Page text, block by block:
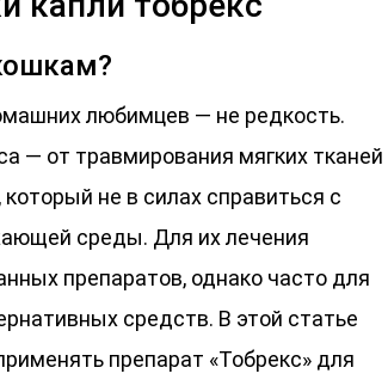
любимцев — не редкость.
— от травмирования мягких тканей
не в силах справиться с
среды. Для их лечения
препаратов, однако часто для
средств. В этой статье
препарат «Тобрекс» для